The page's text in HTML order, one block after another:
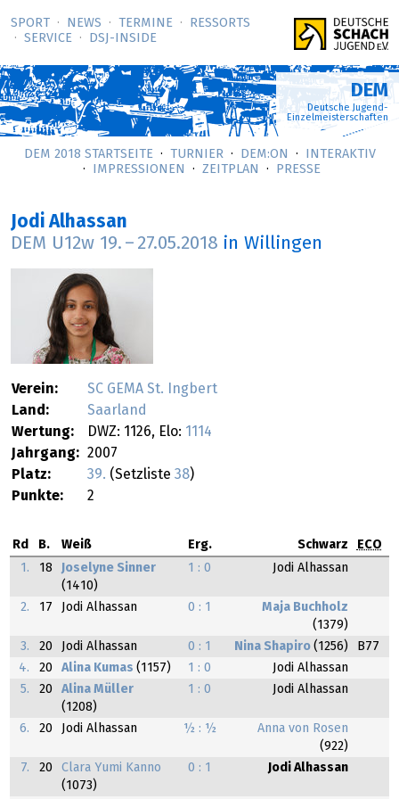
SPORT NEWS TERMINE
RESSORTS
SERVICE
DSJ-­INSIDE
DEM
Deutsche Jugend-
Einzelmeisterschaften
DEM 2018 STARTSEITE TURNIER DEM:ON
INTERAKTIV
IMPRESSIONEN
ZEITPLAN PRESSE
Jodi Alhassan
DEM U12w 19. – 27.05.2018 in Willingen
Verein:
SC GEMA St. Ingbert
Land:
Saarland
Wertung:
DWZ: 1126, Elo: 1114
Jahrgang: 2007
Platz:
39. (Setzliste 38)
Punkte:
2
Rd B. Weiß Erg. Schwarz
ECO
1.
18
Joselyne Sinner
(1410)
1 : 0 Jodi Alhassan
2. 17 Jodi Alhassan 0 : 1
Maja Buchholz
(1379)
3.
20 Jodi Alhassan 0 : 1 Nina Shapiro (1256)
B77
4.
20 Alina Kumas (1157) 1 : 0
Jodi Alhassan
5.
20
Alina Müller
(1208)
1 : 0 Jodi Alhassan
6. 20 Jodi Alhassan ½ : ½
Anna von Rosen
(922)
7.
20
Clara Yumi Kanno
(1073)
0 : 1 Jodi Alhassan